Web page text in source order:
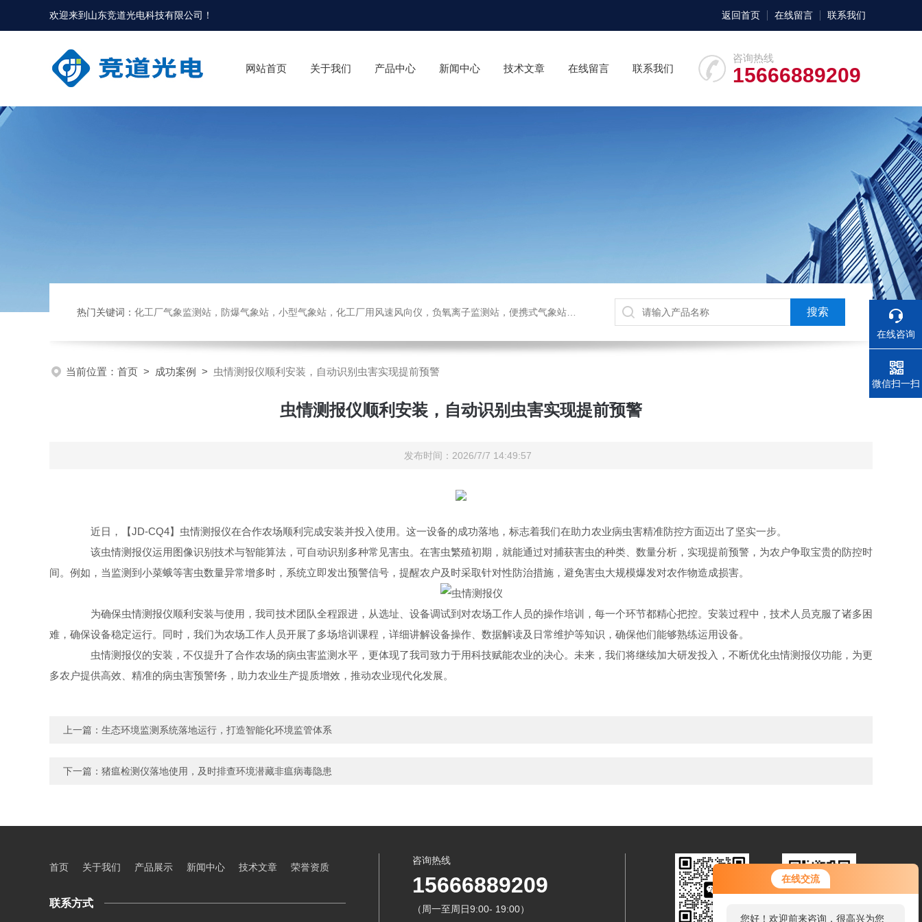
在线交流
您好！欢迎前来咨询，很高兴为您
欢迎来到 山东竞道光电科技有限公司 ！ 返回首页 在线留言 联系我们
咨询热线
15666889209
网站首页 关于我们 产品中心 新闻中心 技术文章 在线留言 联系我们
热门关键词： 化工厂气象监测站，防爆气象站，小型气象站，化工厂用风速风向仪，负氧离子监测站，便携式气象站，水位监测站
当前位置： 首页 > 成功案例 > 虫情测报仪顺利安装，自动识别虫害实现提前预警
虫情测报仪顺利安装，自动识别虫害实现提前预警
发布时间：2026/7/7 14:49:57
近日，【JD-CQ4】虫情测报仪在合作农场顺利完成安装并投入使用。这一设备的成功落地，标志着我们在助力农业病虫害精准防控方面迈出了坚实一步。
该虫情测报仪运用图像识别技术与智能算法，可自动识别多种常见害虫。在害虫繁殖初期，就能通过对捕获害虫的种类、数量分析，实现提前预警，为农户争取宝贵的防控时
间。例如，当监测到小菜蛾等害虫数量异常增多时，系统立即发出预警信号，提醒农户及时采取针对性防治措施，避免害虫大规模爆发对农作物造成损害。
为确保虫情测报仪顺利安装与使用，我司技术团队全程跟进，从选址、设备调试到对农场工作人员的操作培训，每一个环节都精心把控。安装过程中，技术人员克服了诸多困
难，确保设备稳定运行。同时，我们为农场工作人员开展了多场培训课程，详细讲解设备操作、数据解读及日常维护等知识，确保他们能够熟练运用设备。
虫情测报仪的安装，不仅提升了合作农场的病虫害监测水平，更体现了我司致力于用科技赋能农业的决心。未来，我们将继续加大研发投入，不断优化虫情测报仪功能，为更
多农户提供高效、精准的病虫害预警f务，助力农业生产提质增效，推动农业现代化发展。
上一篇： 生态环境监测系统落地运行，打造智能化环境监管体系
下一篇： 猪瘟检测仪落地使用，及时排查环境潜藏非瘟病毒隐患
首页 关于我们 产品展示 新闻中心 技术文章 荣誉资质
联系方式
咨询热线
15666889209
（周一至周日9:00- 19:00）
在线咨询
电话
微信扫一扫